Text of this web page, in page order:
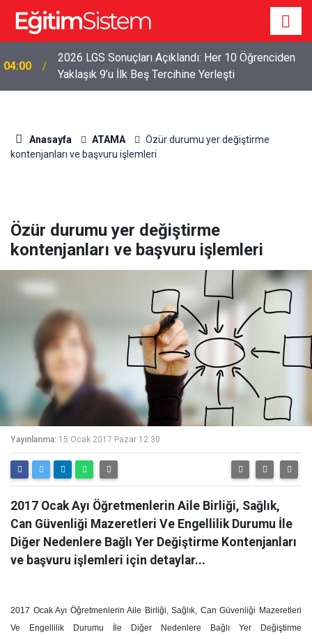
04:00
2026 LGS Sonuçları Açıklandı: Her 10 Öğrenciden
Yaklaşık 9’u İlk Beş Tercihine Yerleşti
Anasayfa ATAMA
Özür durumu yer değiştirme
kontenjanları ve başvuru işlemleri
Özür durumu yer değiştirme
kontenjanları ve başvuru işlemleri
Yayınlanma: 15 Ocak 2017 Pazar 12:30
2017 Ocak Ayı Öğretmenlerin Aile Birliği, Sağlık,
Can Güvenliği Mazeretleri Ve Engellilik Durumu İle
Diğer Nedenlere Bağlı Yer Değiştirme Kontenjanları
ve başvuru işlemleri için detaylar...
2017 Ocak Ayı Öğretmenlerin Aile Birliği, Sağlık, Can Güvenliği Mazeretleri
Ve Engellilik Durumu İle Diğer Nedenlere Bağlı Yer Değiştirme